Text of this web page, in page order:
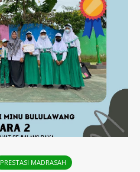
PRESTASI MADRASAH